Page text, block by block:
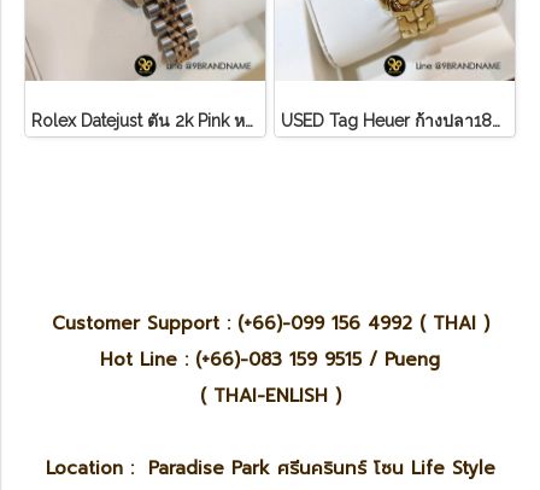
Rolex Datejust ตัน 2k Pink หลักโรมันสายจูบิลี่ Lady ไม่มี อปก U​S​E​D​ T​ag Heuer ก้างปลา18K ขอบทอง หน้า ครีม
Customer Support : (+66)-099 156 4992 ( THAI )
Hot Line : (+66)-083 159 9515 / Pueng
( THAI-ENLISH )
Location : Paradise Park ศรีนครินทร์ โซน Life Style